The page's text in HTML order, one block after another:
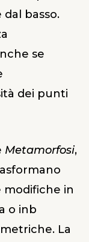
dal basso.
se
dei punti
Metamorfosi,
modifiche in
o inb
La